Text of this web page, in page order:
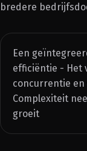
bredere
Een
efficiëntie - Het
concurrentie en
Complexiteit
groeit